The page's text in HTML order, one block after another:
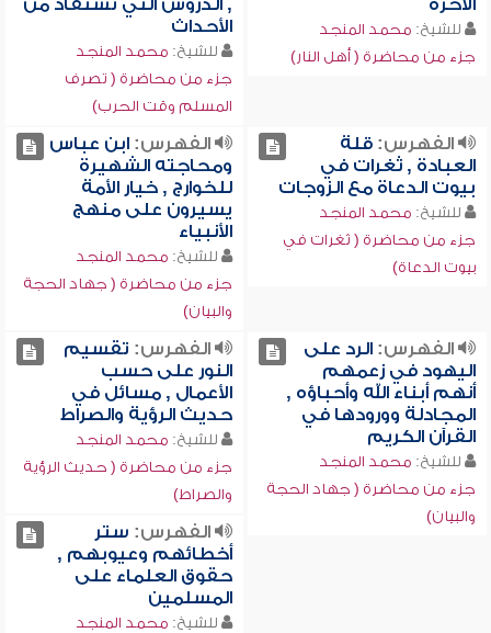
الآخرة
للشيخ: محمد المنجد
جزء من محاضرة ( أهل النار)
, الدروس التي تستفاد من
الأحداث
للشيخ: محمد المنجد
جزء من محاضرة ( تصرف
المسلم وقت الحرب)
الفهرس:قلة
العبادة , ثغرات في
بيوت الدعاة مع الزوجات
للشيخ: محمد المنجد
جزء من محاضرة ( ثغرات في
بيوت الدعاة)
الفهرس:ابن عباس
ومحاجته الشهيرة
للخوارج , خيار الأمة
يسيرون على منهج
الأنبياء
للشيخ: محمد المنجد
جزء من محاضرة ( جهاد الحجة
والبيان)
الفهرس:الرد على
اليهود في زعمهم
أنهم أبناء الله وأحباؤه ,
المجادلة وورودها في
القرآن الكريم
للشيخ: محمد المنجد
جزء من محاضرة ( جهاد الحجة
والبيان)
الفهرس: تقسيم
النور على حسب
الأعمال , مسائل في
حديث الرؤية والصراط
للشيخ: محمد المنجد
جزء من محاضرة ( حديث الرؤية
والصراط)
الفهرس: ستر
أخطائهم وعيوبهم ,
حقوق العلماء على
المسلمين
للشيخ: محمد المنجد